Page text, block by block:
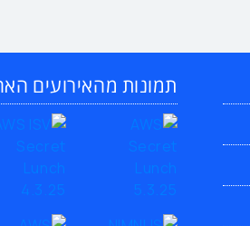
תמונות מהאירועים